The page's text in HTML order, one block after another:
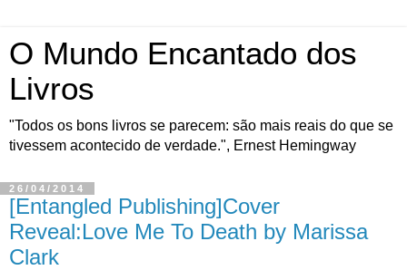
O Mundo Encantado dos
Livros
"Todos os bons livros se parecem: são mais reais do que se
tivessem acontecido de verdade.", Ernest Hemingway
26/04/2014
[Entangled Publishing]Cover
Reveal:Love Me To Death by Marissa
Clark